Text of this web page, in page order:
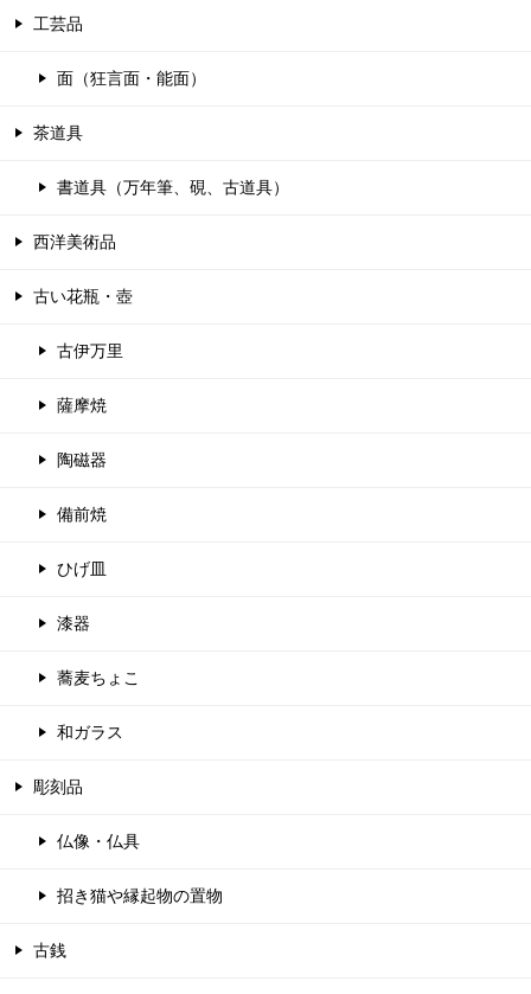
工芸品
面（狂言面・能面）
茶道具
書道具（万年筆、硯、古道具）
西洋美術品
古い花瓶・壺
古伊万里
薩摩焼
陶磁器
備前焼
ひげ皿
漆器
蕎麦ちょこ
和ガラス
彫刻品
仏像・仏具
招き猫や縁起物の置物
古銭